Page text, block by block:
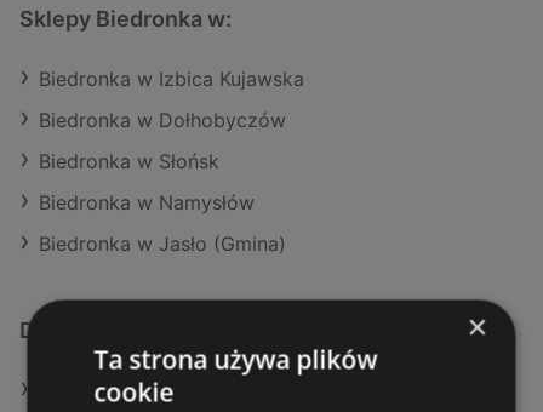
Sklepy Biedronka w:
Biedronka w Izbica Kujawska
Biedronka w Dołhobyczów
Biedronka w Słońsk
Biedronka w Namysłów
Biedronka w Jasło (Gmina)
Dodatkowe łącza
Oferty Biedronka
×
Ta strona używa plików
cookie